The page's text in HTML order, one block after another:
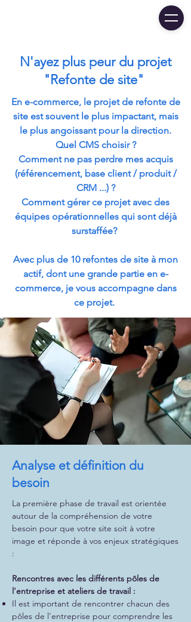
N'ayez plus peur du projet
"Refonte de site"
En e-commerce, le projet de refonte de
site est souvent le plus impactant, mais
le plus angoissant pour la direction.
Quel CMS choisir ?
Comment ne pas perdre mes acquis
(référencement, base client / produit /
CRM ...) ?
Comment gérer ce projet avec des
équipes opérationnelles qui sont déjà
surstaffée?
Avec plus de 10 refontes de site à mon
actif, dont une grande partie en e-
commerce, je vous accompagne dans
ce projet.
Analyse et définition du
besoin
La première phase de travail est orientée
autour de la compréhension de votre
besoin pour que votre site soit à votre
image et réponde à vos enjeux stratégiques
:
Rencontres avec les différents pôles de
l'entreprise et ateliers de travail :
Il est important de rencontrer chacun des
pôles de l'entreprise pour comprendre les